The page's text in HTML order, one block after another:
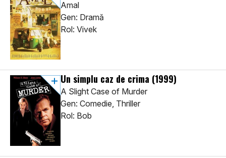
Amal
Gen: Dramă
Rol: Vivek
Un simplu caz de crima (1999)
A Slight Case of Murder
Gen: Comedie, Thriller
Rol: Bob